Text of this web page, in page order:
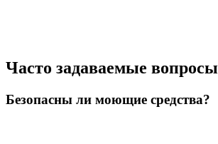
Часто задаваемые вопросы
Безопасны ли моющие средства?